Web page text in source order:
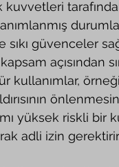
sıkı güvenceler
açısından
kullanımlar,
yüksek riskli bir
adli izin